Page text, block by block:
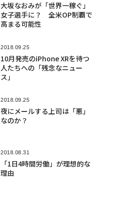
大坂なおみが「世界一稼ぐ」
女子選手に？ 全米OP制覇で
高まる可能性
2018.09.25
10月発売のiPhone XRを待つ
人たちへの「残念なニュー
ス」
2018.09.25
夜にメールする上司は「悪」
なのか？
2018.08.31
「1日4時間労働」が理想的な
理由